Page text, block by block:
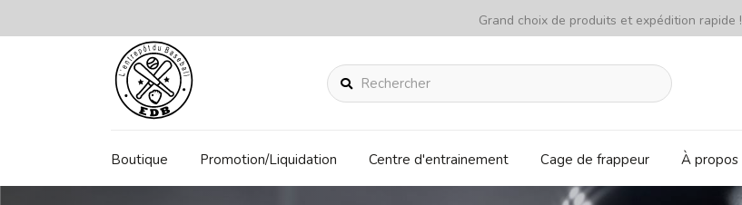
Grand choix de produits et expédition rapide !
Rechercher
Boutique Promotion/Liquidation Centre d'entrainement Cage de frappeur À propos